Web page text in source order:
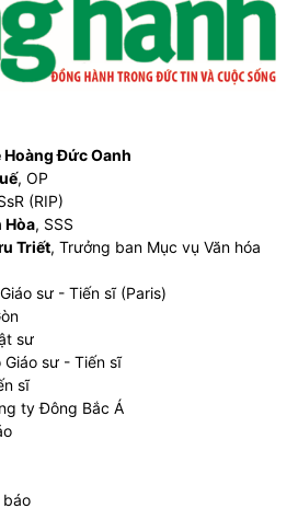
Hoàng Đức Oanh
, OP
(RIP)
Hòa, SSS
Triết, Trưởng ban Mục vụ Văn hóa
sư - Tiến sĩ (Paris)
sư
Giáo sư - Tiến sĩ
sĩ
ty Đông Bắc Á
báo